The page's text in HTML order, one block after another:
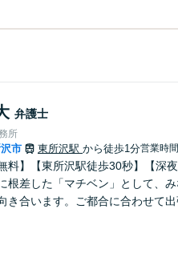
弁護士
所
市 東所沢駅 から徒歩1分営業時
料】【東所沢駅徒歩30秒】【深
根差した「マチベン」として、
き合います。ご都合に合わせて出